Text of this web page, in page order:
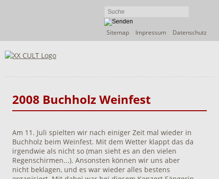
Navigation
Sitemap Impressum Datenschutz
2008 Buchholz Weinfest
Am 11. Juli spielten wir nach einiger Zeit mal wieder in
Buchholz beim Weinfest. Mit dem Wetter klappt das da
irgendwie als nicht so (man sieht es an den vielen
Regenschirmen...). Ansonsten können wir uns aber
nicht beklagen, und es war wieder alles bestens